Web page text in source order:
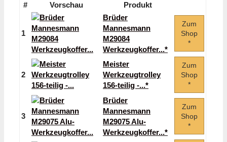
# Vorschau Produkt
1
Brüder
Mannesmann
M29084
Werkzeugkoffer...*
Zum
Shop
*
2
Meister
Werkzeugtrolley
156-teilig -...*
Zum
Shop
*
3
Brüder
Mannesmann
M29075 Alu-
Werkzeugkoffer...*
Zum
Shop
*